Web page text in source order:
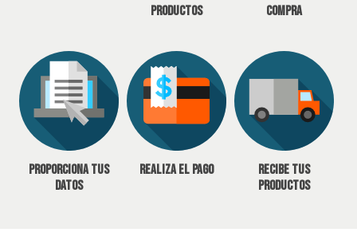
productos
compra
Proporciona tus
datos
Realiza el pago
Recibe tus
productos